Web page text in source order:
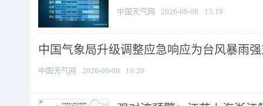
中国天气网 2026-08-08 13:19
中国气象局升级调整应急响应为台风暴雨
中国天气网 2026-08-08 10:26